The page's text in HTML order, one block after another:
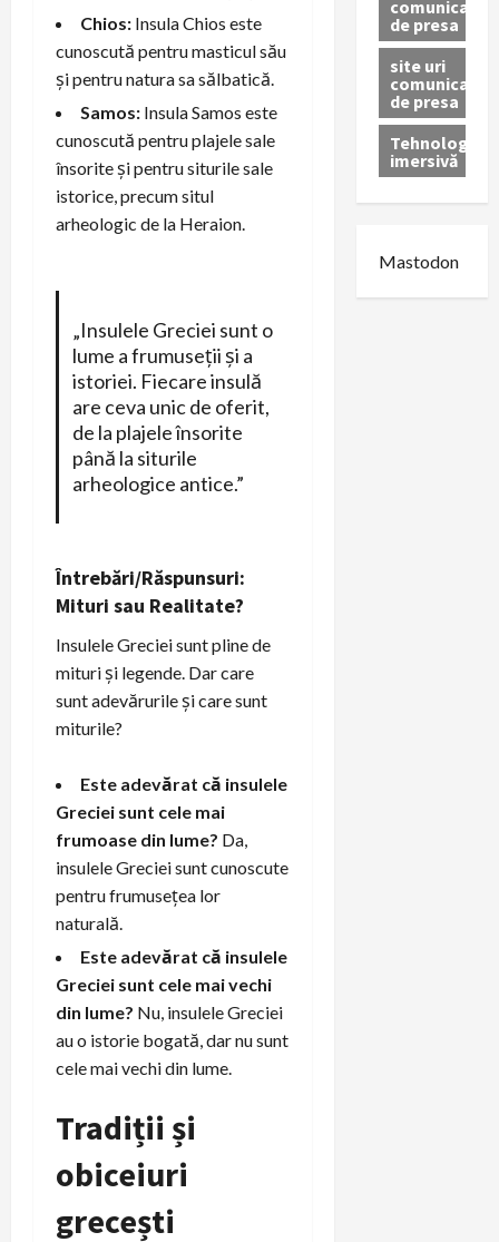
Chios: Insula Chios este
cunoscută pentru masticul său
și pentru natura sa sălbatică.
Samos: Insula Samos este
cunoscută pentru plajele sale
însorite și pentru siturile sale
istorice, precum situl
arheologic de la Heraion.
„Insulele Greciei sunt o
lume a frumuseții și a
istoriei. Fiecare insulă
are ceva unic de oferit,
de la plajele însorite
până la siturile
arheologice antice.”
Întrebări/Răspunsuri:
Mituri sau Realitate?
Insulele Greciei sunt pline de
mituri și legende. Dar care
sunt adevărurile și care sunt
miturile?
Este adevărat că insulele
Greciei sunt cele mai
frumoase din lume? Da,
insulele Greciei sunt cunoscute
pentru frumusețea lor
naturală.
Este adevărat că insulele
Greciei sunt cele mai vechi
din lume? Nu, insulele Greciei
au o istorie bogată, dar nu sunt
cele mai vechi din lume.
Tradiții și
obiceiuri
grecești
comunicate
de presa
site uri
comunicate
de presa
Tehnologie
imersivă
Mastodon